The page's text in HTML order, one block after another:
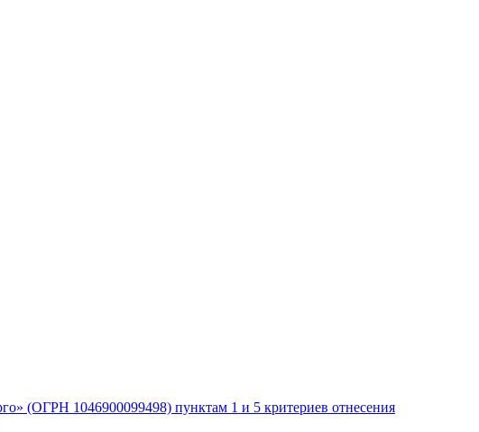
(ОГРН 1046900099498) пунктам 1 и 5 критериев отнесения